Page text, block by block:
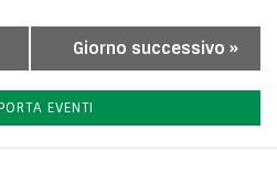
Giorno successivo »
EVENTI